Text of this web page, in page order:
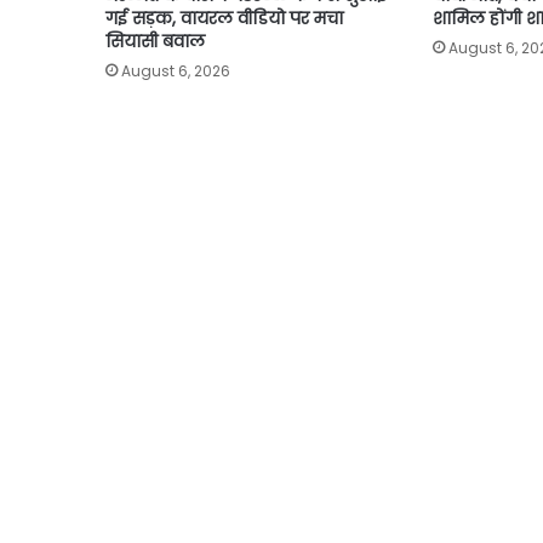
गई सड़क, वायरल वीडियो पर मचा
सियासी बवाल
August 6, 2026
शामिल होंगी
August 6,